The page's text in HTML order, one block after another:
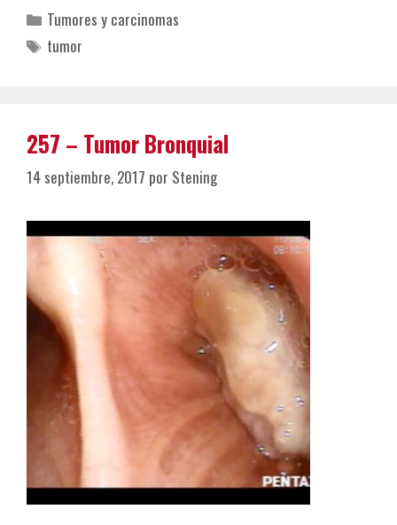
Categorías
Tumores y carcinomas
Etiquetas
tumor
257 – Tumor Bronquial
14 septiembre, 2017 por Stening